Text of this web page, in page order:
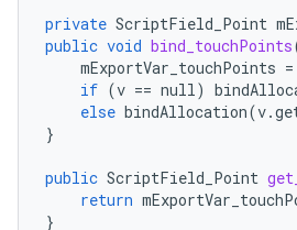
private ScriptField_Point
public void bind_touchPoints
mExportVar_touchPoints =
if (v == null)
else bindAllocation(v.
}
public ScriptField_Point
return
}